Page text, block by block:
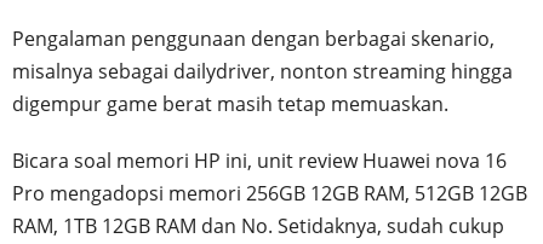
Pengalaman penggunaan dengan berbagai skenario,
misalnya sebagai dailydriver, nonton streaming hingga
digempur game berat masih tetap memuaskan.
Bicara soal memori HP ini, unit review Huawei nova 16
Pro mengadopsi memori 256GB 12GB RAM, 512GB 12GB
RAM, 1TB 12GB RAM dan No. Setidaknya, sudah cukup